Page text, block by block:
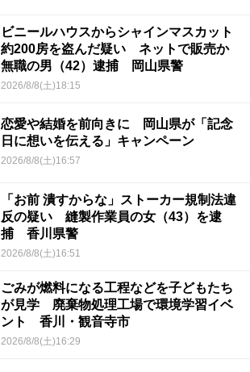
ビニールハウスからシャインマスカット
約200房を盗んだ疑い ネットで販売か
無職の男（42）逮捕 岡山県警
2026/8/8(土)18:15
恋愛や結婚を前向きに 岡山県が「記念
日に想いを伝える」キャンペーン
2026/8/8(土)16:57
「お前 潰すからな」ストーカー規制法違
反の疑い 縫製作業員の女（43）を逮
捕 香川県警
2026/8/8(土)16:51
ごみが燃料になる工程などを子どもたち
が見学 廃棄物処理工場で環境学習イベ
ント 香川・観音寺市
2026/8/8(土)16:29